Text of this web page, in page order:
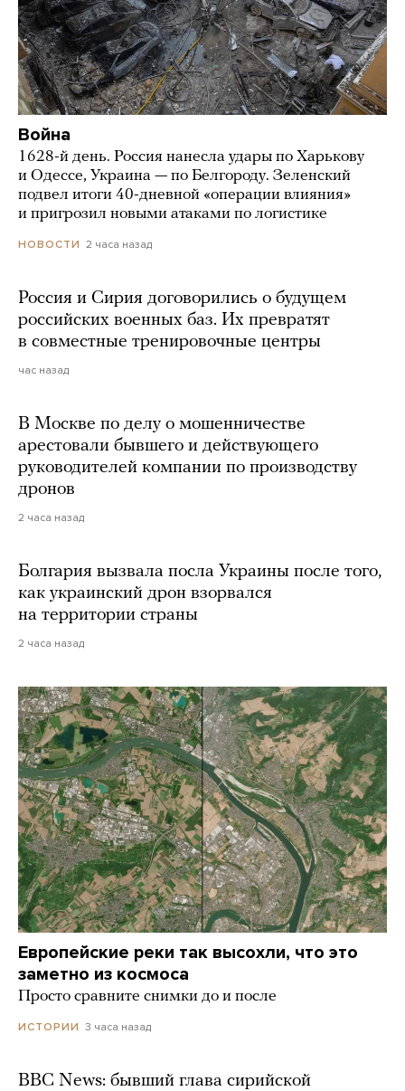
Война
1628-й день. Россия нанесла удары по Харькову
и Одессе, Украина — по Белгороду. Зеленский
подвел итоги 40-дневной «операции влияния»
и пригрозил новыми атаками по логистике
НОВОСТИ 2 часа назад
Россия и Сирия договорились о будущем
российских военных баз. Их превратят
в совместные тренировочные центры
час назад
В Москве по делу о мошенничестве
арестовали бывшего и действующего
руководителей компании по производству
дронов
2 часа назад
Болгария вызвала посла Украины после того,
как украинский дрон взорвался
на территории страны
2 часа назад
Европейские реки так высохли, что это
заметно из космоса
Просто сравните снимки до и после
ИСТОРИИ 3 часа назад
BBC News: бывший глава сирийской